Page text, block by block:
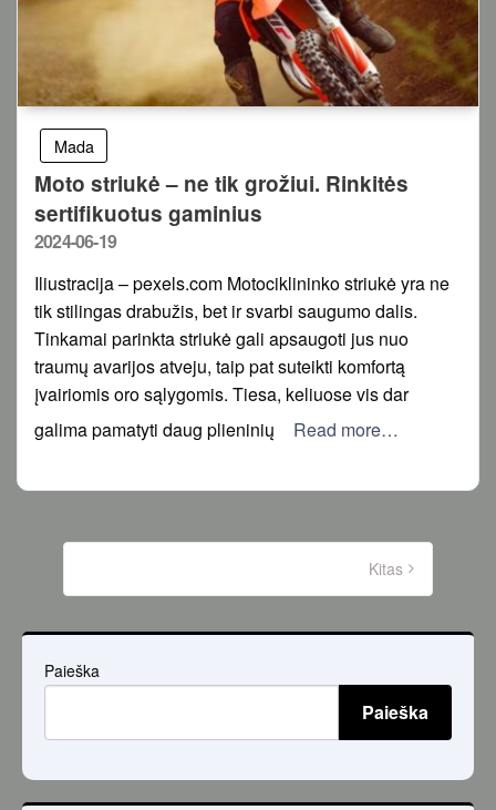
Mada
Moto striukė – ne tik grožiui. Rinkitės
sertifikuotus gaminius
Posted
2024-06-19
Iliustracija – pexels.com Motociklininko striukė yra ne
tik stilingas drabužis, bet ir svarbi saugumo dalis.
Tinkamai parinkta striukė gali apsaugoti jus nuo
traumų avarijos atveju, taip pat suteikti komfortą
įvairiomis oro sąlygomis. Tiesa, keliuose vis dar
galima pamatyti daug plieninių
Read more…
Įrašų
Kitas
Paieška
Paieška